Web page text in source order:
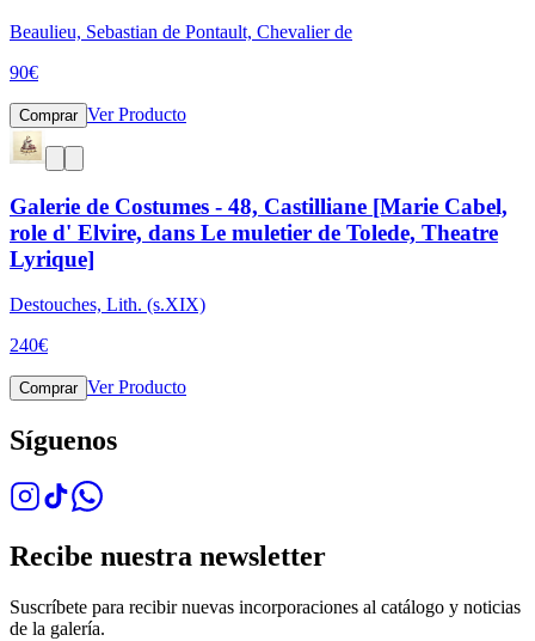
Beaulieu, Sebastian de Pontault, Chevalier de
90€
Comprar Ver Producto
Galerie de Costumes - 48, Castilliane [Marie Cabel,
role d' Elvire, dans Le muletier de Tolede, Theatre
Lyrique]
Destouches, Lith. (s.XIX)
240€
Comprar Ver Producto
Síguenos
Recibe nuestra newsletter
Suscríbete para recibir nuevas incorporaciones al catálogo y noticias
de la galería.